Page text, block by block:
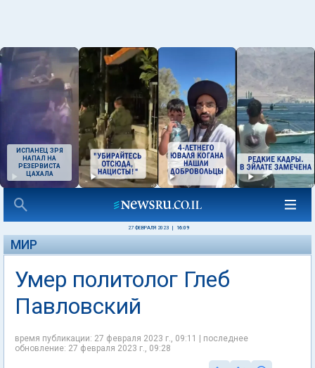
ИСПАНЕЦ ЗРЯ
НАПАЛ НА
РЕЗЕРВИСТА
ЦАХАЛА
27 ФЕВРАЛЯ 2023 16:09
МИР
Умер политолог Глеб
Павловский
время публикации: 27 февраля 2023 г., 09:11 | последнее
обновление: 27 февраля 2023 г., 09:28